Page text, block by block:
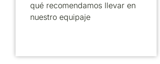
qué recomendamos llevar en
nuestro equipaje